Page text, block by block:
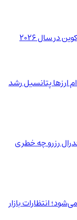
سال 2026
ارزها پتانسیل رشد
رزرو چه خطری
انتظارات بازار